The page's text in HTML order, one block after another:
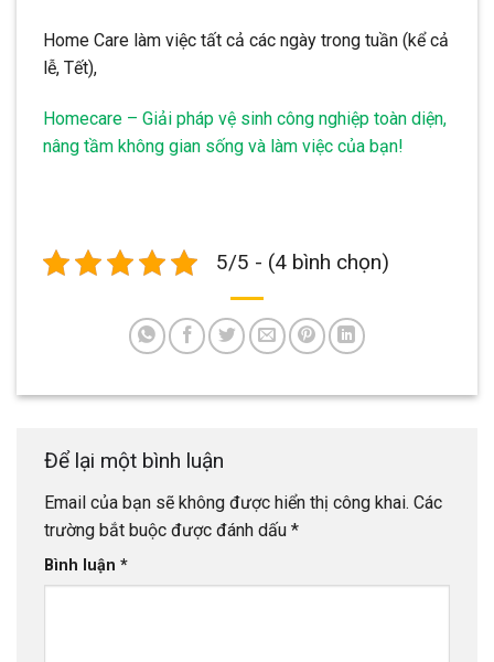
Home Care làm việc tất cả các ngày trong tuần (kể cả
lễ, Tết),
Homecare – Giải pháp vệ sinh công nghiệp toàn diện,
nâng tầm không gian sống và làm việc của bạn!
5/5 - (4 bình chọn)
Để lại một bình luận
Email của bạn sẽ không được hiển thị công khai. Các
trường bắt buộc được đánh dấu *
Bình luận *